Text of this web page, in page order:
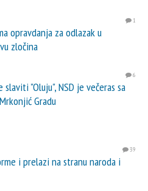
1
opravdanja za odlazak u
zločina
6
"Oluju", NSD je večeras sa
Gradu
39
i prelazi na stranu naroda i